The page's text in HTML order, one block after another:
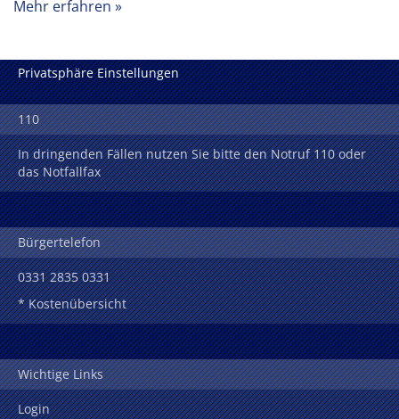
Mehr erfahren
Privatsphäre Einstellungen
110
In dringenden Fällen nutzen Sie bitte den Notruf 110 oder
das Notfallfax
Bürgertelefon
0331 2835 0331
* Kostenübersicht
Wichtige Links
Login